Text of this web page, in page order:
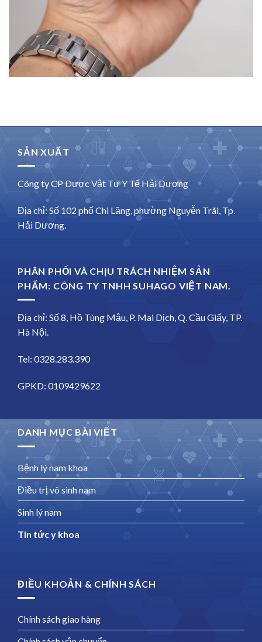
SẢN XUẤT
Công ty CP Dược Vật Tư Y Tế Hải Dương
Địa chỉ: Số 102 phố Chi Lăng, phường Nguyễn Trãi, Tp.
Hải Dương.
PHÂN PHỐI VÀ CHỊU TRÁCH NHIỆM SẢN
PHẨM: CÔNG TY TNHH SUHAGO VIỆT NAM.
Địa chỉ: Số 8, Hồ Tùng Mậu, P. Mai Dịch, Q. Cầu Giấy, TP.
Hà Nội.
Tel: 0328.283.390
GPKD: 0109429622
DANH MỤC BÀI VIẾT
Bệnh lý nam khoa
Điều trị vô sinh nam
Sinh lý nam
Tin tức y khoa
ĐIỀU KHOẢN & CHÍNH SÁCH
Chính sách giao hàng